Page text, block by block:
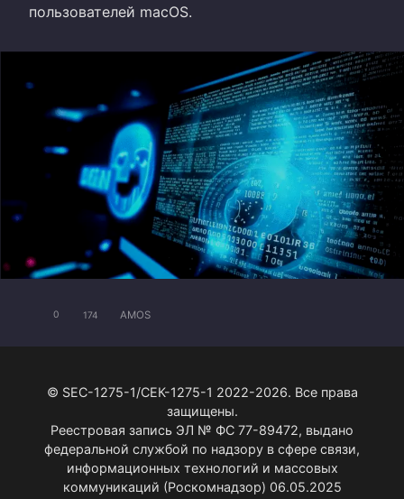
пользователей macOS.
0 174 AMOS
© SEC-1275-1/СЕК-1275-1 2022-2026. Все права
защищены.
Реестровая запись ЭЛ № ФС 77-89472, выдано
федеральной службой по надзору в сфере связи,
информационных технологий и массовых
коммуникаций (Роскомнадзор) 06.05.2025